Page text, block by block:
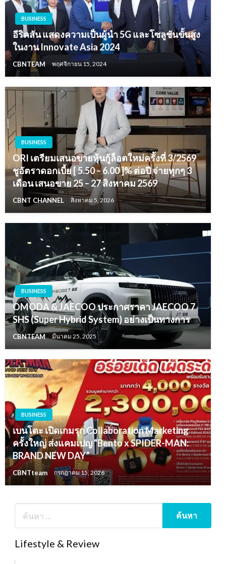
BUSINESS
อีริคสัน แสดงความเป็นผู้นำ 5G และโซลูชันขั้นสูง
ในงาน Innovate Asia 2024
CBNTEAM พฤศจิกายน 15, 2024
BUSINESS
ORI เตรียมเสนอขายหุ้นกู้ล็อตใหม่ครั้งที่ 3/2569
ชูอัตราดอกเบี้ย [ 5.50 – 6.00 ]% ต่อปี จ่ายทุกๆ 3
เดือน เสนอขาย 25 – 27 สิงหาคม 2569
CBNT CHANNEL สิงหาคม 5, 2026
BUSINESS
OMODA & JAECOO ประกาศราคา JAECOO 7
SHS (Super Hybrid System) อย่างเป็นทางการ
CBNTEAM มีนาคม 25, 2025
BUSINESS
เบนโตะ เปิดเกมรุก Collaboration Marketing
ครั้งใหญ่ ส่งแคมเปญ “Bento x SPIDER-MAN:
BRAND NEW DAY”
CBNTteam กรกฎาคม 15, 2026
Lifestyle & Review